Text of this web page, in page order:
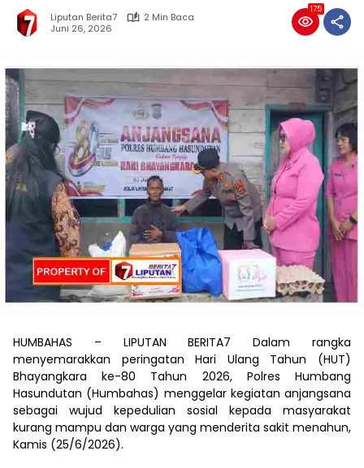
Liputan Berita7
2 Min Baca
Juni 26, 2026
175
HUMBAHAS – LIPUTAN BERITA7 Dalam rangka
menyemarakkan peringatan Hari Ulang Tahun (HUT)
Bhayangkara ke-80 Tahun 2026, Polres Humbang
Hasundutan (Humbahas) menggelar kegiatan anjangsana
sebagai wujud kepedulian sosial kepada masyarakat
kurang mampu dan warga yang menderita sakit menahun,
Kamis (25/6/2026).